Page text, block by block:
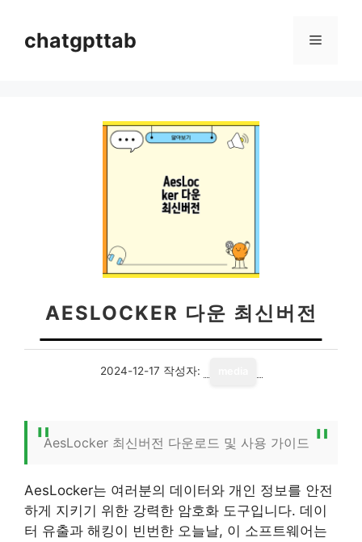
chatgpttab 메
AESLOCKER 다운 최신버전
2024-12-17 작성자:
AesLocker 최신버전 다운로드 및 사용 가이드
AesLocker는 여러분의 데이터와 개인 정보를 안전
하게 지키기 위한 강력한 암호화 도구입니다. 데이
터 유출과 해킹이 빈번한 오늘날, 이 소프트웨어는